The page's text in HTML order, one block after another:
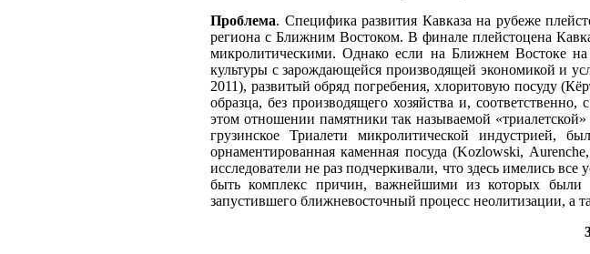
Проблема. Специфика развития Кавказа на рубеже
региона с Ближним Востоком. В финале плейстоцена
микролитическими. Однако если на Ближнем Востоке
культуры с зарождающейся производящей экономикой и
2011), развитый обряд погребения, хлоритовую посуду
образца, без производящего хозяйства и,
этом отношении памятники так называемой
грузинское Триалети микролитической индустрией,
орнаментированная каменная посуда (Kozlowski,
исследователи не раз подчеркивали, что здесь имелись
быть комплекс причин, важнейшими из которых были
запустившего ближневосточный процесс неолитизации, а